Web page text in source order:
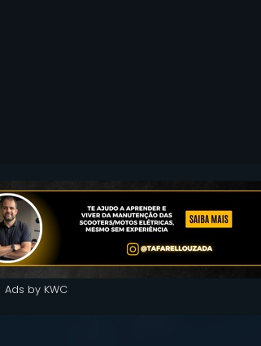
Ads by KWC